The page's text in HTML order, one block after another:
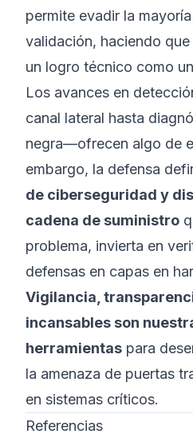
permite evadir la
validación, haciendo
un logro técnico como
Los avances en
canal lateral hasta
negra—ofrecen algo de
embargo, la defensa
de ciberseguridad y
cadena de suministro
problema, invierta en
defensas en capas en
Vigilancia,
incansables son
herramientas para
la amenaza de puertas
en sistemas críticos.
Referencias